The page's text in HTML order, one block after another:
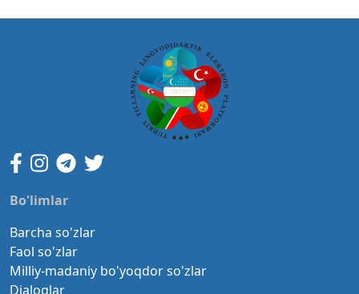
Bo'limlar
Barcha so'zlar
Faol so'zlar
Milliy-madaniy bo'yoqdor so'zlar
Dialoglar